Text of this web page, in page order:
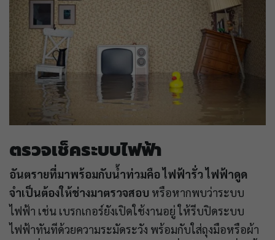
ตรวจเช็คระบบไฟฟ้า
อันตรายที่มาพร้อมกับน้ำท่วมคือ ไฟฟ้ารั่ว ไฟฟ้าดูด
จำเป็นต้องให้ช่างมาตรวจสอบ หรือหากพบว่าระบบ
ไฟฟ้า เช่น เบรกเกอร์ยังเปิดใช้งานอยู่ ให้รีบปิดระบบ
ไฟฟ้าทันทีด้วยความระมัดระวัง พร้อมกับใส่ถุงมือหรือผ้า